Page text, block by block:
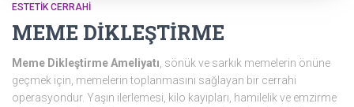
ESTETIK CERRAHI
MEME DİKLEŞTİRME
Meme Dikleştirme Ameliyatı , sönük ve sarkık memelerin önüne
geçmek için, memelerin toplanmasını sağlayan bir cerrahi
operasyondur. Yaşın ilerlemesi, kilo kayıpları, hamilelik ve emzirme